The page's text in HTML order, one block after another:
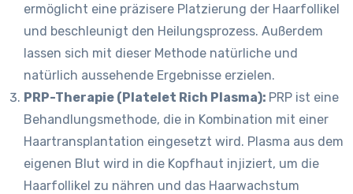
ermöglicht eine präzisere Platzierung der Haarfollikel
und beschleunigt den Heilungsprozess. Außerdem
lassen sich mit dieser Methode natürliche und
natürlich aussehende Ergebnisse erzielen.
PRP-Therapie (Platelet Rich Plasma): PRP ist eine
Behandlungsmethode, die in Kombination mit einer
Haartransplantation eingesetzt wird. Plasma aus dem
eigenen Blut wird in die Kopfhaut injiziert, um die
Haarfollikel zu nähren und das Haarwachstum